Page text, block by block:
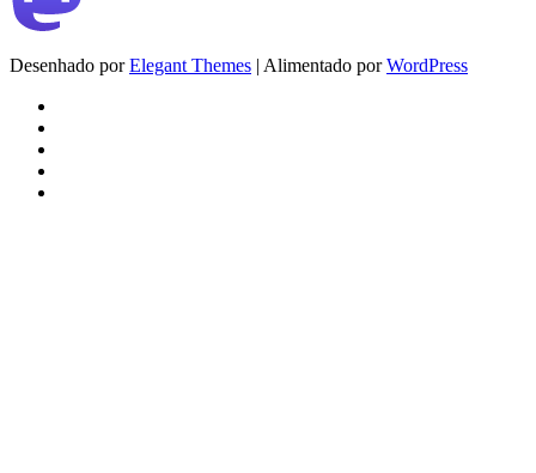
Desenhado porElegant Themes | Alimentado porWordPress